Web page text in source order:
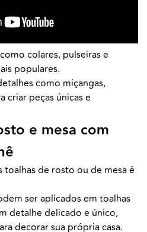
colares, pulseiras e
populares.
como miçangas,
criar peças únicas e
e mesa com
toalhas de rosto ou de mesa é
ser aplicados em toalhas
detalhe delicado e único,
decorar sua própria casa.